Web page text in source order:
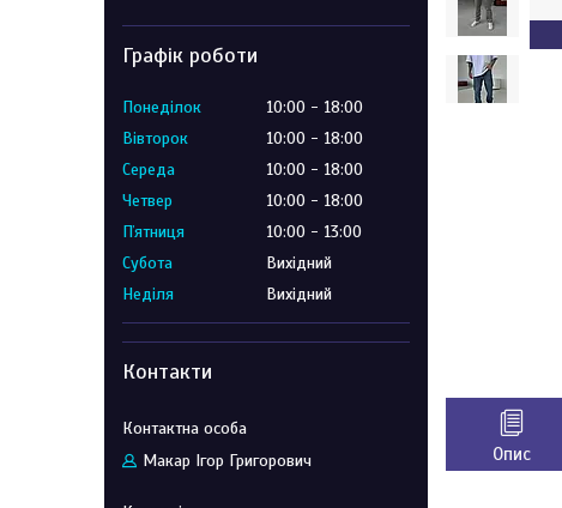
Опис
Графік роботи
Понеділок 10:00
18:00
Вівторок
10:00
18:00
Середа
10:00
18:00
Четвер
10:00
18:00
Пʼятниця
10:00
13:00
Субота
Вихідний
Неділя
Вихідний
Контакти
Макар Ігор Григорович